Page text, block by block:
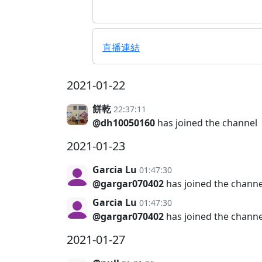
直播連結
2021-01-22
餅乾 22:37:11
@dh10050160 has joined the channel
2021-01-23
Garcia Lu 01:47:30
@gargar070402 has joined the
Garcia Lu 01:47:30
@gargar070402 has joined the
2021-01-27